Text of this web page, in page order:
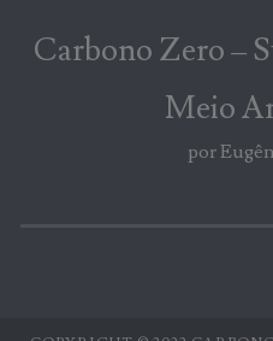
Carbono Zero –
Meio
por